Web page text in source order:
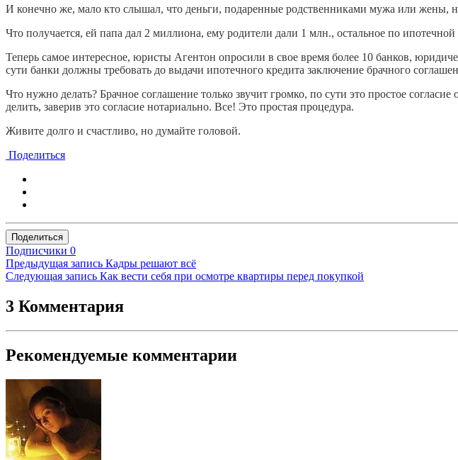
И конечно же, мало кто слышал, что деньги, подаренные родственниками мужа или жены,
Что получается, ей папа дал 2 миллиона, ему родители дали 1 млн., остальное по
Теперь самое интересное, юристы Агентон опросили в свое время более 10 банков,
сути банки должны требовать до выдачи ипотечного кредита заключение брачного
Что нужно делать? Брачное соглашение только звучит громко, по сути это простое
делить, заверив это согласие нотариально. Все! Это простая процедура.
Живите долго и счастливо, но думайте головой.
Поделиться
Поделиться
Подписчики 0
Предыдущая запись Кадры решают всё
Следующая запись Как вести себя при осмотре квартиры перед покупкой
3 Комментария
Рекомендуемые комментарии